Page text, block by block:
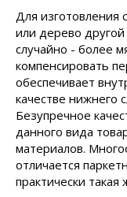
Для изготовления
или дерево
случайно - более
компенсировать
обеспечивает
качестве нижнего
Безупречное
данного вида
материалов.
отличается
практически такая